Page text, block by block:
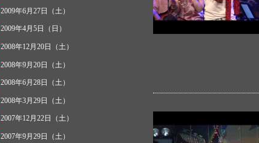
2009年6月27日（土）
2009年4月5日（日）
2008年12月20日（土）
2008年9月20日（土）
2008年6月28日（土）
2008年3月29日（土）
2007年12月22日（土）
2007年9月29日（土）